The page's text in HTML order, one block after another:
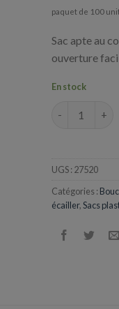
paquet de 100
Sac apte au
ouverture
En stock
UGS : 27520
Catégories :
écailler,Sacs